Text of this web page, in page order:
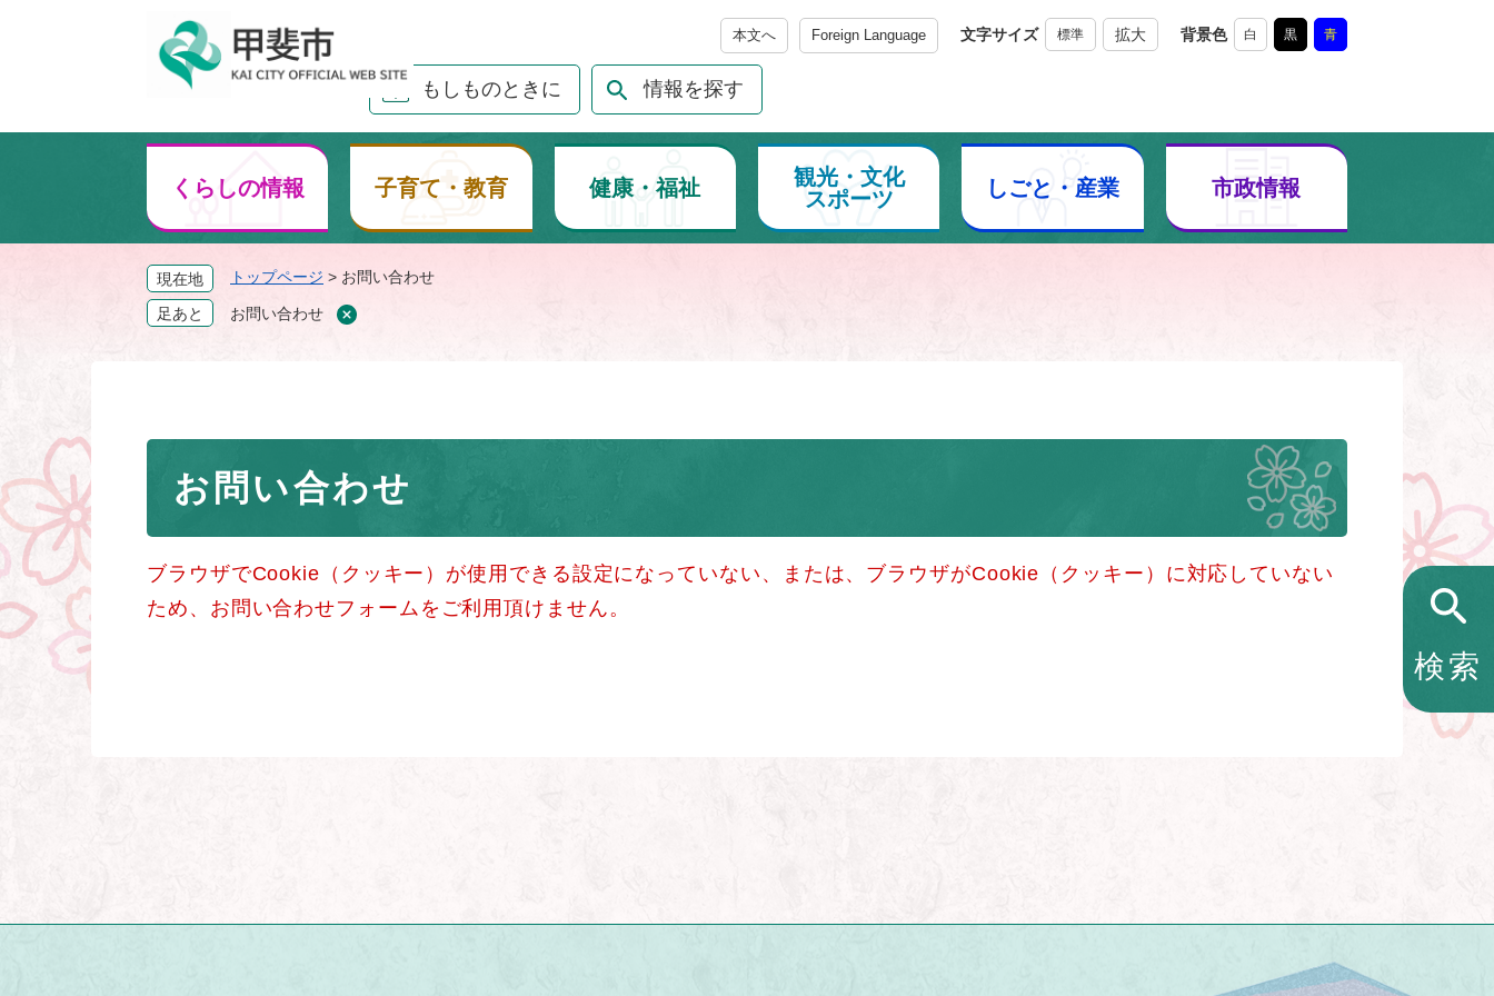
メニューを飛ばして本文へ
本文へ Foreign Language 文字サイズ 標準 拡大 背景色 白 黒 青
もしものときに 情報を探す
くらしの情報 子育て・教育 健康・福祉
観光・文化
スポーツ
しごと・産業 市政情報
検索
現在地 トップページ > お問い合わせ
足あと お問い合わせ
お問い合わせ
ブラウザでCookie（クッキー）が使用できる設定になっていない、または、ブラウザがCookie（クッキー）に対応していない
ため、お問い合わせフォームをご利用頂けません。